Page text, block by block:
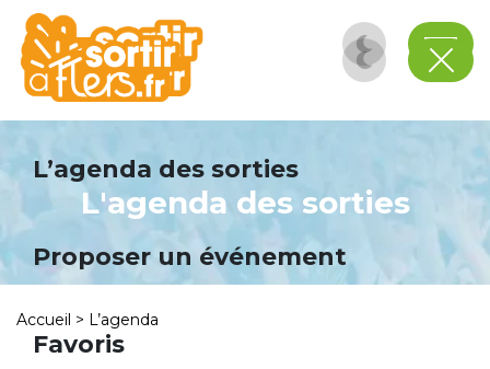
L’agenda des sorties
Proposer un événement
Favoris
L'agenda des sorties
Accueil > L’agenda
Panneau de gestion des cookies